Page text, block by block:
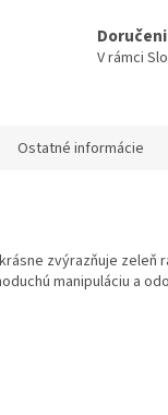
V rámci
Ostatné informácie
zvýrazňuje zeleň
manipuláciu a